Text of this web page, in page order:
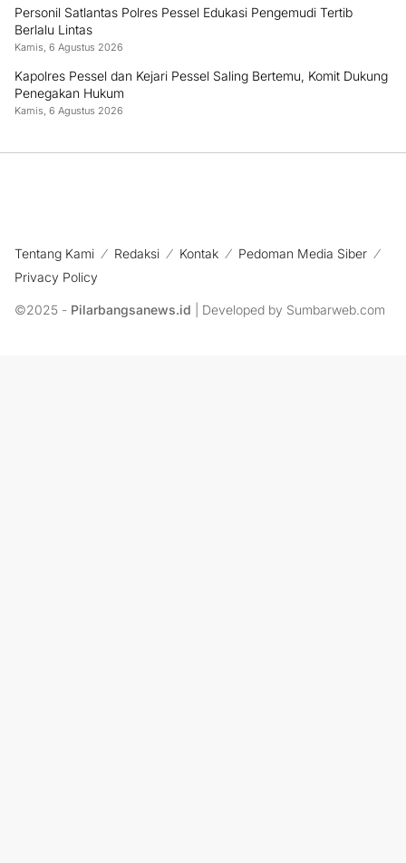
Personil Satlantas Polres Pessel Edukasi Pengemudi Tertib
Berlalu Lintas
Kamis, 6 Agustus 2026
Kapolres Pessel dan Kejari Pessel Saling Bertemu, Komit Dukung
Penegakan Hukum
Kamis, 6 Agustus 2026
Tentang Kami Redaksi Kontak
Pedoman Media Siber
Privacy Policy
©2025 - Pilarbangsanews.id | Developed by Sumbarweb.com